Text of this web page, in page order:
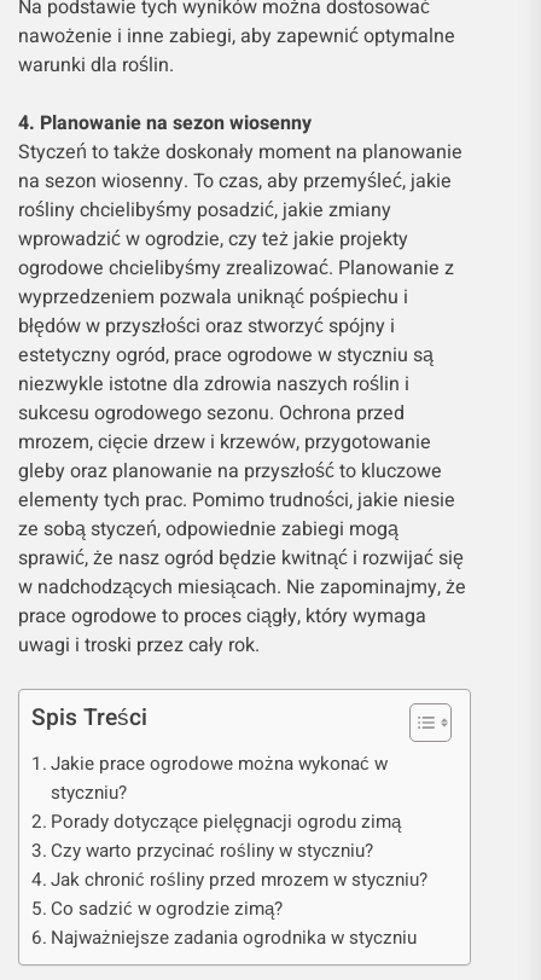
Na podstawie tych wyników można dostosować
nawożenie i inne zabiegi, aby zapewnić optymalne
warunki dla roślin.
4. Planowanie na sezon wiosenny
Styczeń to także doskonały moment na planowanie
na sezon wiosenny. To czas, aby przemyśleć, jakie
rośliny chcielibyśmy posadzić, jakie zmiany
wprowadzić w ogrodzie, czy też jakie projekty
ogrodowe chcielibyśmy zrealizować. Planowanie z
wyprzedzeniem pozwala uniknąć pośpiechu i
błędów w przyszłości oraz stworzyć spójny i
estetyczny ogród, prace ogrodowe w styczniu są
niezwykle istotne dla zdrowia naszych roślin i
sukcesu ogrodowego sezonu. Ochrona przed
mrozem, cięcie drzew i krzewów, przygotowanie
gleby oraz planowanie na przyszłość to kluczowe
elementy tych prac. Pomimo trudności, jakie niesie
ze sobą styczeń, odpowiednie zabiegi mogą
sprawić, że nasz ogród będzie kwitnąć i rozwijać się
w nadchodzących miesiącach. Nie zapominajmy, że
prace ogrodowe to proces ciągły, który wymaga
uwagi i troski przez cały rok.
Spis Treści
Jakie prace ogrodowe można wykonać w
styczniu?
Porady dotyczące pielęgnacji ogrodu zimą
Czy warto przycinać rośliny w styczniu?
Jak chronić rośliny przed mrozem w styczniu?
Co sadzić w ogrodzie zimą?
Najważniejsze zadania ogrodnika w styczniu